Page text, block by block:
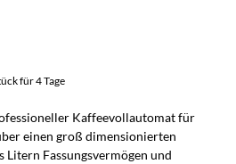
für 4 Tage
Kaffeevollautomat für
einen groß dimensionierten
Litern Fassungsvermögen und